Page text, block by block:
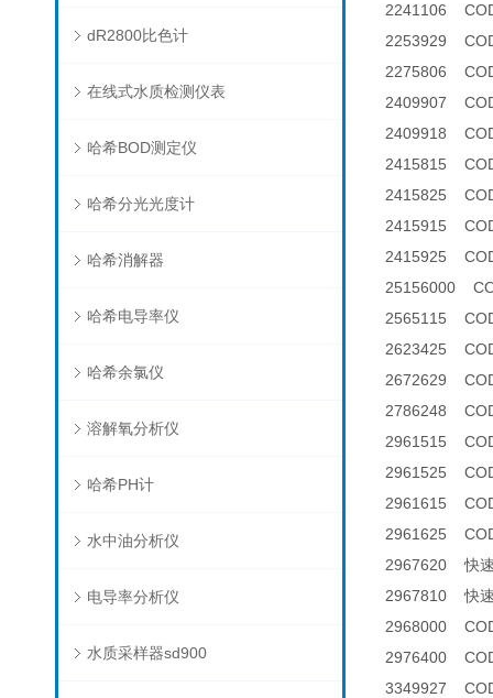
dR2800比色计
在线式水质检测仪表
哈希BOD测定仪
哈希分光光度计
哈希消解器
哈希电导率仪
哈希余氯仪
溶解氧分析仪
哈希PH计
水中油分析仪
电导率分析仪
水质采样器sd900
2241106
2253929
2275806
2409907
2409918
2415815
2415825
2415915
2415925
25156000
2565115
2623425
2672629
2786248
2961515
2961525
2961615
2961625
2967620 快速
2967810 快速
2968000
2976400
3349927